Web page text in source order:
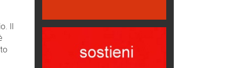
Il
Le nostre recensioni
Bolzano: L'Eisenhut Boutique